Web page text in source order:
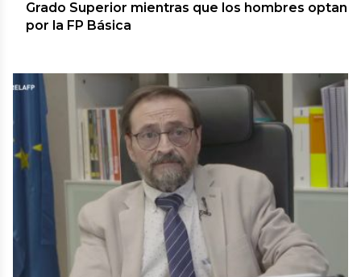
Grado Superior mientras que los hombres optan
por la FP Básica